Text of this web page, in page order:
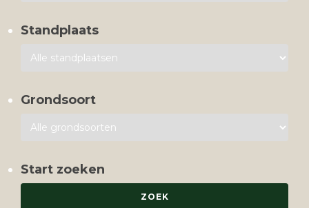
Standplaats
Grondsoort
Start zoeken